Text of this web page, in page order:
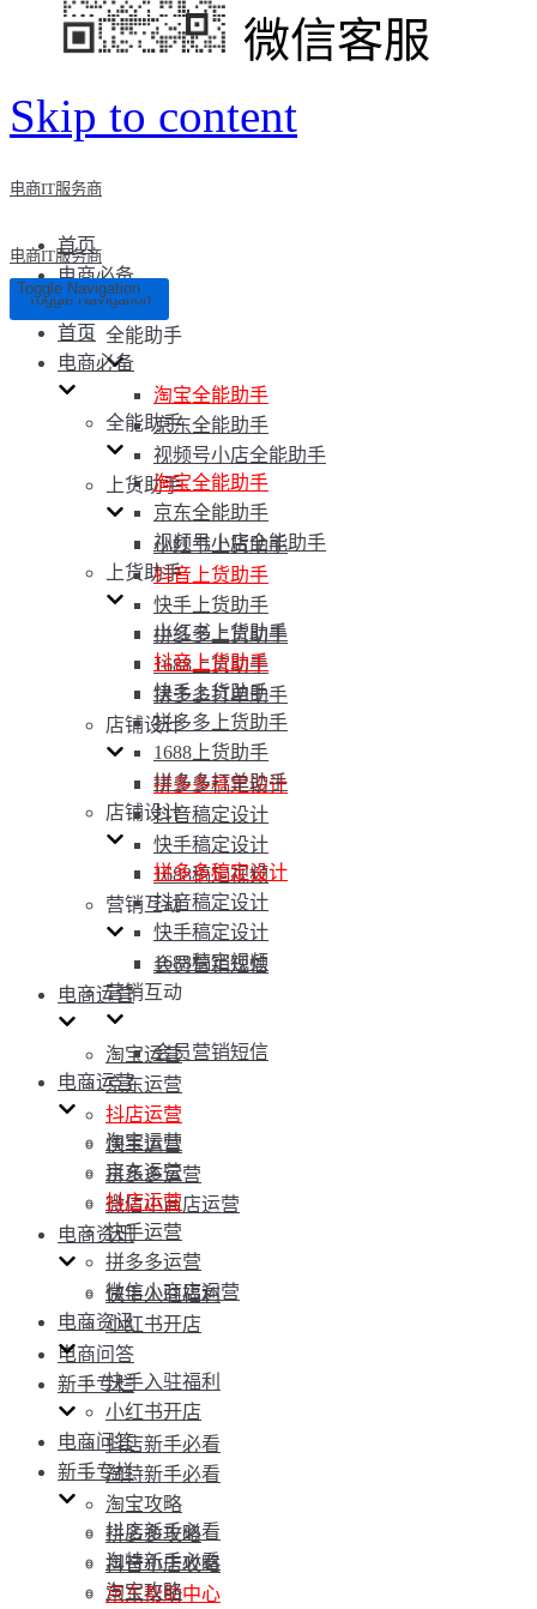
微信客服
Skip to content
电商IT服务商
首页
电商必备
全能助手
淘宝全能助手
京东全能助手
视频号小店全能助手
上货助手
小红书上货助手
抖音上货助手
快手上货助手
拼多多上货助手
1688上货助手
拼多多打单助手
店铺设计
拼多多稿定设计
抖音稿定设计
快手稿定设计
1688稿定视频
营销互动
会员营销短信
电商运营
淘宝运营
京东运营
抖店运营
快手运营
拼多多运营
微信小商店运营
电商资讯
快手入驻福利
小红书开店
电商问答
新手专栏
抖店新手必看
淘特新手必看
淘宝攻略
拼多多攻略
抖音小店攻略
京东帮助中心
电商IT服务商
Toggle Navigation
Toggle Navigation
首页
电商必备
全能助手
淘宝全能助手
京东全能助手
视频号小店全能助手
上货助手
小红书上货助手
抖音上货助手
快手上货助手
拼多多上货助手
1688上货助手
拼多多打单助手
店铺设计
拼多多稿定设计
抖音稿定设计
快手稿定设计
1688稿定视频
营销互动
会员营销短信
电商运营
淘宝运营
京东运营
抖店运营
快手运营
拼多多运营
微信小商店运营
电商资讯
快手入驻福利
小红书开店
电商问答
新手专栏
抖店新手必看
淘特新手必看
淘宝攻略